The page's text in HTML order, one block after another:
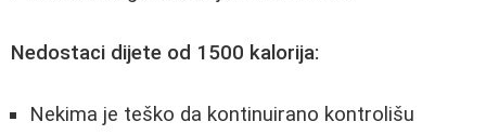
Nedostaci dijete od 1500 kalorija:
Nekima je teško da kontinuirano kontrolišu